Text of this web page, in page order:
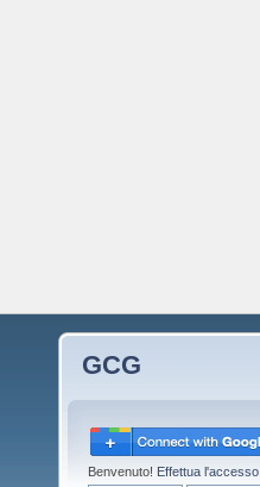
GCG
Benvenuto! Effettua l'accesso